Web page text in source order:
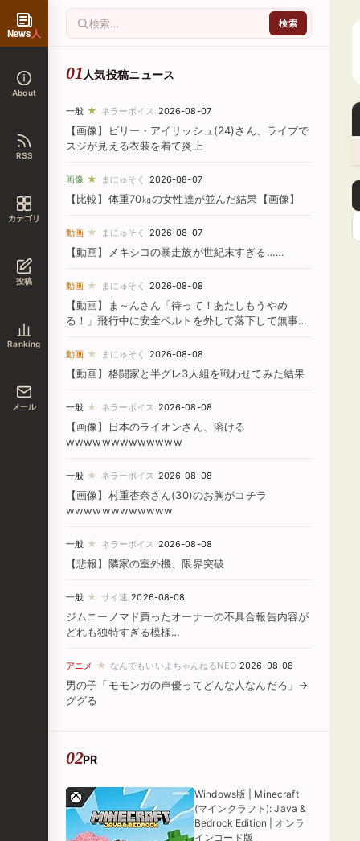
News人
About
RSS
カテゴリ
投稿
Ranking
メール
人気投稿ニュース
一般 ★ ネラーボイス 2026-08-07
【画像】ビリー・アイリッシュ(24)さん、ライブで
スジが見える衣装を着て炎上
画像 ★ まにゅそく 2026-08-07
【比較】体重70㎏の女性達が並んだ結果【画像】
動画 ★ まにゅそく 2026-08-07
【動画】メキシコの暴走族が世紀末すぎる……
動画 ★ まにゅそく 2026-08-08
【動画】ま～んさん「待って！あたしもうやめ
る！」飛行中に安全ベルトを外して落下して無事死
動画 ★ まにゅそく 2026-08-08
【動画】格闘家と半グレ3人組を戦わせてみた結果
一般 ★ ネラーボイス 2026-08-08
【画像】日本のライオンさん、溶ける
wwwwwwwwwwwww
一般 ★ ネラーボイス 2026-08-08
【画像】村重杏奈さん(30)のお胸がコチラ
wwwwwwwwwwww
一般 ★ ネラーボイス 2026-08-08
【悲報】隣家の室外機、限界突破
一般 ★ サイ速 2026-08-08
ジムニーノマド買ったオーナーの不具合報告内容が
どれも独特すぎる模様…
アニメ ★ なんでもいいよちゃんねるNEO 2026-08-08
男の子「モモンガの声優ってどんな人なんだろ」→
ググる
PR
Windows版 | Minecraft
(マインクラフト): Java &
Bedrock Edition | オンラ
インコード版